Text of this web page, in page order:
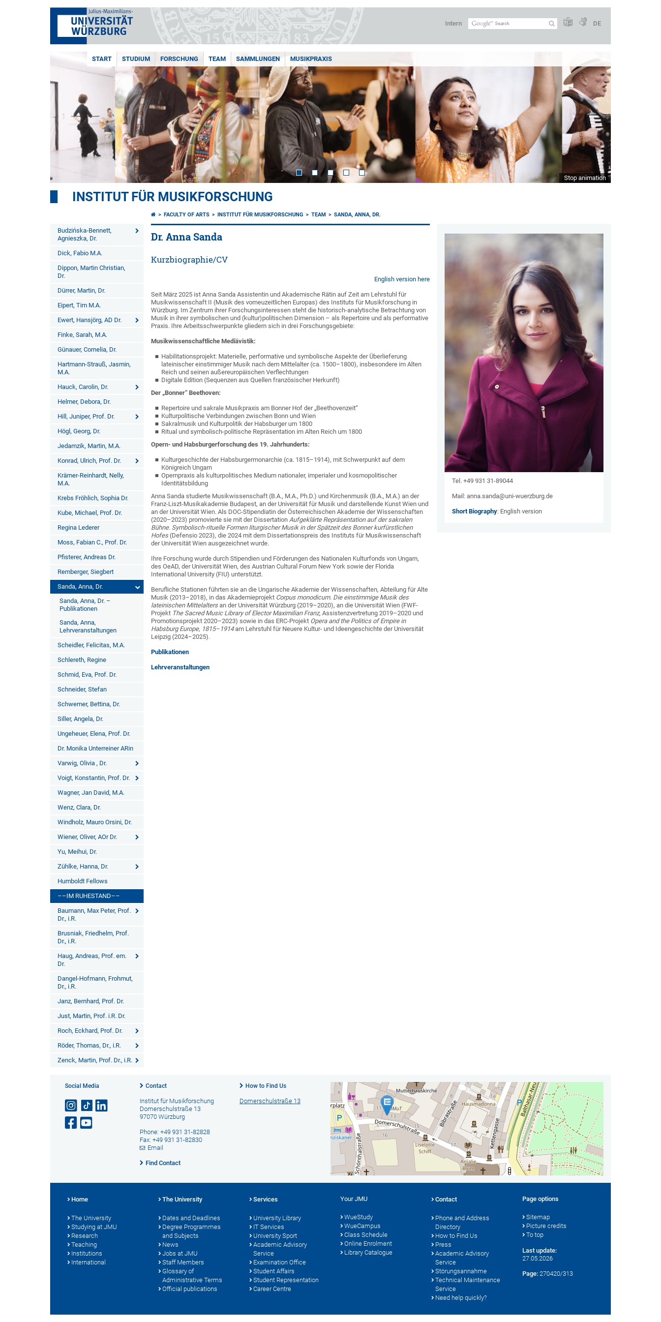
Intern DE
START STUDIUM FORSCHUNG TEAM SAMMLUNGEN MUSIKPRAXIS
Stop animation
INSTITUT FÜR MUSIKFORSCHUNG
Budzińska-Bennett,
Agnieszka, Dr.
Dick, Fabio M.A.
Dippon, Martin Christian,
Dr.
Dürrer, Martin, Dr.
Eipert, Tim M.A.
Ewert, Hansjörg, AD Dr.
Finke, Sarah, M.A.
Günauer, Cornelia, Dr.
Hartmann-Strauß, Jasmin,
M.A.
Hauck, Carolin, Dr.
Helmer, Debora, Dr.
Hill, Juniper, Prof. Dr.
Högl, Georg, Dr.
Jedamzik, Martin, M.A.
Konrad, Ulrich, Prof. Dr.
Krämer-Reinhardt, Nelly,
M.A.
Krebs Fröhlich, Sophia Dr.
Kube, Michael, Prof. Dr.
Regina Lederer
Moss, Fabian C., Prof. Dr.
Pfisterer, Andreas Dr.
Remberger, Siegbert
Sanda, Anna, Dr.
Sanda, Anna, Dr. –
Publikationen
Sanda, Anna,
Lehrveranstaltungen
Scheidler, Felicitas, M.A.
Schlereth, Regine
Schmid, Eva, Prof. Dr.
Schneider, Stefan
Schwemer, Bettina, Dr.
Siller, Angela, Dr.
Ungeheuer, Elena, Prof. Dr.
Dr. Monika Unterreiner ARin
Varwig, Olivia , Dr.
Voigt, Konstantin, Prof. Dr.
Wagner, Jan David, M.A.
Wenz, Clara, Dr.
Windholz, Mauro Orsini, Dr.
Wiener, Oliver, AOr Dr.
Yu, Meihui, Dr.
Zühlke, Hanna, Dr.
Humboldt Fellows
––IM RUHESTAND––
Baumann, Max Peter, Prof.
Dr., i.R.
Brusniak, Friedhelm, Prof.
Dr., i.R.
Haug, Andreas, Prof. em.
Dr.
Dangel-Hofmann, Frohmut,
Dr., i.R.
Janz, Bernhard, Prof. Dr.
Just, Martin, Prof. i.R. Dr.
Roch, Eckhard, Prof. Dr.
Röder, Thomas, Dr., i.R.
Zenck, Martin, Prof. Dr., i.R.
FACULTY OF ARTS INSTITUT FÜR MUSIKFORSCHUNG TEAM SANDA, ANNA, DR.
Dr. Anna Sanda
Kurzbiographie/CV
English version here
Seit März 2025 ist Anna Sanda Assistentin und Akademische Rätin auf Zeit am Lehrstuhl für
Musikwissenschaft II (Musik des vorneuzeitlichen Europas) des Instituts für Musikforschung in
Würzburg. Im Zentrum ihrer Forschungsinteressen steht die historisch-analytische Betrachtung von
Musik in ihrer symbolischen und (kultur)politischen Dimension – als Repertoire und als performative
Praxis. Ihre Arbeitsschwerpunkte gliedern sich in drei Forschungsgebiete:
Musikwissenschaftliche Mediävistik:
Habilitationsprojekt: Materielle, performative und symbolische Aspekte der Überlieferung
lateinischer einstimmiger Musik nach dem Mittelalter (ca. 1500–1800), insbesondere im Alten
Reich und seinen außereuropäischen Verflechtungen
Digitale Edition (Sequenzen aus Quellen französischer Herkunft)
Der „Bonner“ Beethoven:
Repertoire und sakrale Musikpraxis am Bonner Hof der „Beethovenzeit“
Kulturpolitische Verbindungen zwischen Bonn und Wien
Sakralmusik und Kulturpolitik der Habsburger um 1800
Ritual und symbolisch-politische Repräsentation im Alten Reich um 1800
Opern- und Habsburgerforschung des 19. Jahrhunderts:
Kulturgeschichte der Habsburgermonarchie (ca. 1815–1914), mit Schwerpunkt auf dem
Königreich Ungarn
Opernpraxis als kulturpolitisches Medium nationaler, imperialer und kosmopolitischer
Identitätsbildung
Anna Sanda studierte Musikwissenschaft (B.A., M.A., Ph.D.) und Kirchenmusik (B.A., M.A.) an der
Franz-Liszt-Musikakademie Budapest, an der Universität für Musik und darstellende Kunst Wien und
an der Universität Wien. Als DOC-Stipendiatin der Österreichischen Akademie der Wissenschaften
(2020–2023) promovierte sie mit der DissertationAufgeklärte Repräsentation auf der sakralen
Bühne. Symbolisch-rituelle Formen liturgischer Musik in der Spätzeit des Bonner kurfürstlichen
Hofes(Defensio 2023), die 2024 mit dem Dissertationspreis des Instituts für Musikwissenschaft
der Universität Wien ausgezeichnet wurde.
Ihre Forschung wurde durch Stipendien und Förderungen des Nationalen Kulturfonds von Ungarn,
des OeAD, der Universität Wien, des Austrian Cultural Forum New York sowie der Florida
International University (FIU) unterstützt.
Berufliche Stationen führten sie an die Ungarische Akademie der Wissenschaften, Abteilung für Alte
Musik (2013–2018), in das Akademieprojekt Corpus monodicum. Die einstimmige Musik des
lateinischen Mittelaltersan der Universität Würzburg (2019–2020), an die Universität Wien (FWF-
Projekt The Sacred Music Library of Elector Maximilian Franz, Assistenzvertretung 2019–2020 und
Promotionsprojekt 2020–2023) sowie in das ERC-Projekt Opera and the Politics of Empire in
Habsburg Europe, 1815–1914am Lehrstuhl für Neuere Kultur- und Ideengeschichte der Universität
Leipzig (2024–2025).
Publikationen
Lehrveranstaltungen
Tel. +49 931 31-89044
Mail: anna.sanda@uni-wuerzburg.de
Short Biography: English version
Social Media Contact
Institut für Musikforschung
Domerschulstraße 13
97070 Würzburg
Phone: +49 931 31-82828
Fax: +49 931 31-82830
Email
Find Contact
How to Find Us
Domerschulstraße 13
Home
The University
Studying at JMU
Research
Teaching
Institutions
International
The University
Dates and Deadlines
Degree Programmes
and Subjects
News
Jobs at JMU
Staff Members
Glossary of
Administrative Terms
Official publications
Services
University Library
IT Services
University Sport
Academic Advisory
Service
Examination Office
Student Affairs
Student Representation
Career Centre
Your JMU
WueStudy
WueCampus
Class Schedule
Online Enrolment
Library Catalogue
Contact
Phone and Address
Directory
How to Find Us
Press
Academic Advisory
Service
Störungsannahme
Technical Maintenance
Service
Need help quickly?
Page options
Sitemap
Picture credits
To top
Last update:
27.05.2026
Page: 270420/313